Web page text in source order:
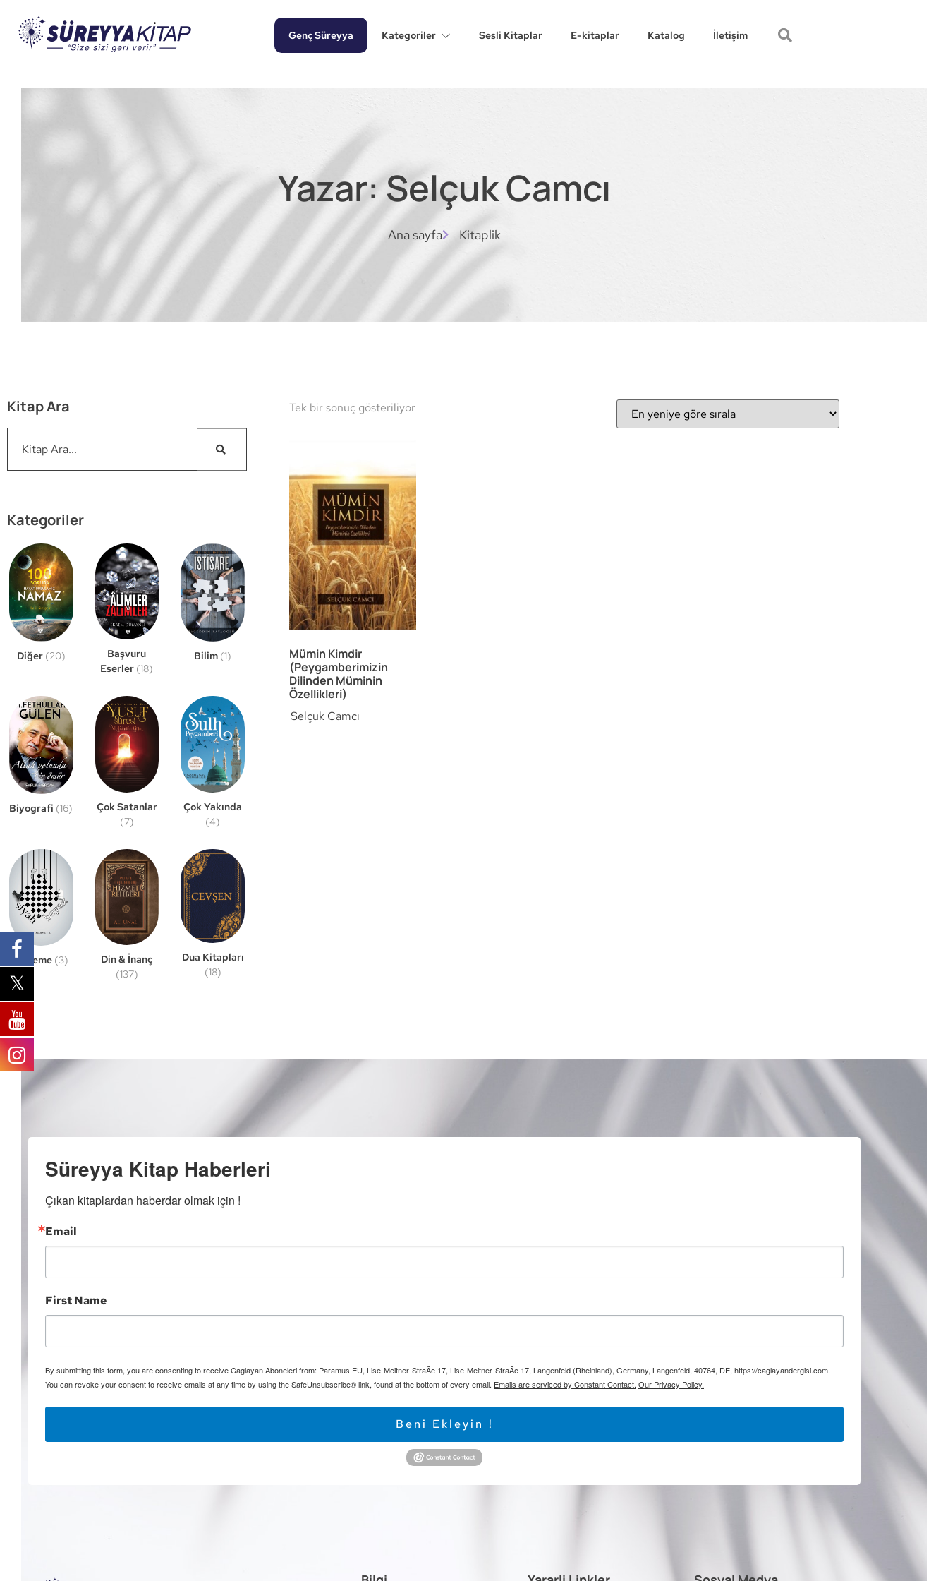
Genç Süreyya Kategoriler Sesli Kitaplar E-kitaplar Katalog İletişim
Yazar: Selçuk Camcı
Ana sayfa Kitaplik
Kitap Ara
Kategoriler
Diğer (20)
Başvuru
Eserler (18)
Bilim (1)
Biyografi (16)
Çok Satanlar
(7)
Çok Yakında
(4)
Deneme (3)
Din & İnanç
(137)
Dua Kitapları
(18)
Tek bir sonuç gösteriliyor
Mümin Kimdir
(Peygamberimizin
Dilinden Müminin
Özellikleri)
Selçuk Camcı
Süreyya Kitap Haberleri
Çıkan kitaplardan haberdar olmak için !
Email
First Name
By submitting this form, you are consenting to receive Caglayan Aboneleri from: Paramus EU, Lise-Meitner-StraÃe 17, Lise-Meitner-StraÃe 17, Langenfeld (Rheinland), Germany, Langenfeld, 40764, DE, https://caglayandergisi.com.
You can revoke your consent to receive emails at any time by using the SafeUnsubscribe® link, found at the bottom of every email. Emails are serviced by Constant Contact. Our Privacy Policy.
Beni Ekleyin !